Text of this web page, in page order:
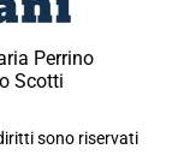
Perrino
Scotti
sono riservati